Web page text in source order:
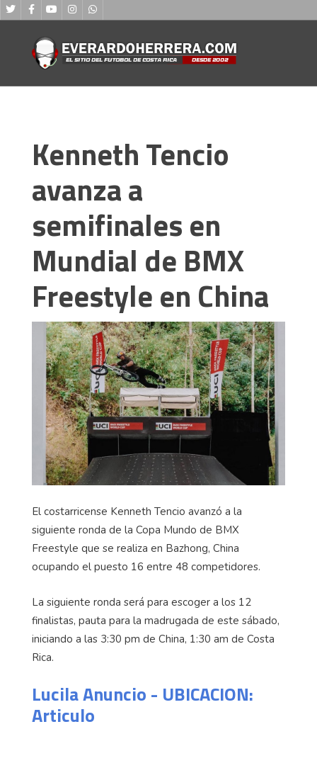
Kenneth Tencio
avanza a
semifinales en
Mundial de BMX
Freestyle en China
El costarricense Kenneth Tencio avanzó a la
siguiente ronda de la Copa Mundo de BMX
Freestyle que se realiza en Bazhong, China
ocupando el puesto 16 entre 48 competidores.
La siguiente ronda será para escoger a los 12
finalistas, pauta para la madrugada de este sábado,
iniciando a las 3:30 pm de China, 1:30 am de Costa
Rica.
Lucila Anuncio - UBICACION:
Articulo